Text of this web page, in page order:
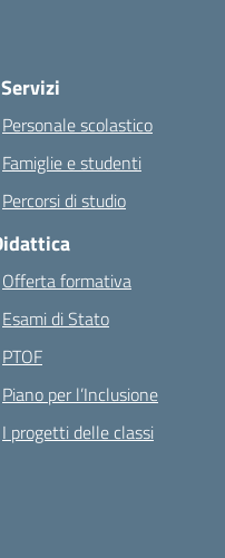
Personale scolastico
Famiglie e studenti
Percorsi di studio
Offerta formativa
Esami di Stato
PTOF
Piano per l’Inclusione
I progetti delle classi